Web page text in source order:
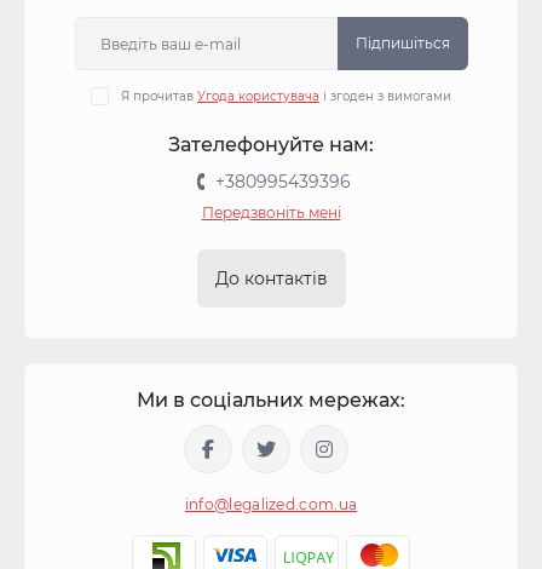
Підпишіться
Я прочитав Угода користувача і згоден з вимогами
Зателефонуйте нам:
+380995439396
Передзвоніть мені
До контактів
Ми в соціальних мережах:
info@legalized.com.ua